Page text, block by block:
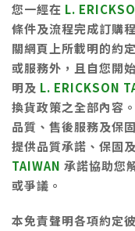
您一經在 L.
條件及流程完成訂購
關網頁上所載明的約
或服務外，且自您開
明及 L. ERICKSON
換貨政策之全部內容
品質、售後服務及保
提供品質承諾、保固
TAIWAN 承諾協助您
或爭議。
本免責聲明各項約定